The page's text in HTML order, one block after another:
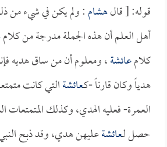
قوله: [ قالهشام: ولم يكن في شيء
أهل العلم أن هذه الجملة مدرجة من كلام
كلامعائشة، ومعلوم أن من ساق هديه
هدياً وكان قارناً -كـعائشةالتي كانت
العمرة- فعليه الهدي، وكذلك المتمتعات
حصل لـعائشةعليهن هدي، وقد ذبح